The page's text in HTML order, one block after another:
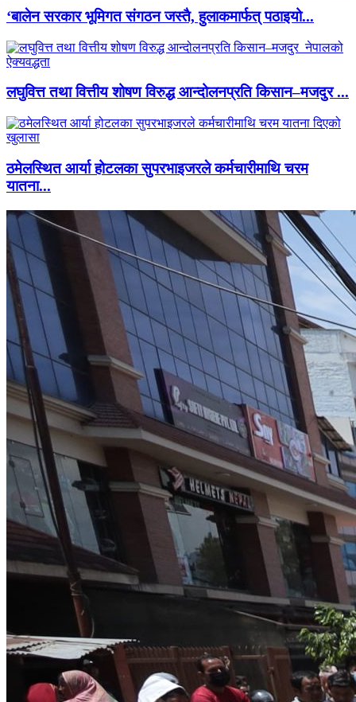
‘बालेन सरकार भूमिगत संगठन जस्तै, हुलाकमार्फत् पठाइयो...
लघुवित्त तथा वित्तीय शोषण विरुद्ध आन्दोलनप्रति किसान–मजदुर ...
ठमेलस्थित आर्या होटलका सुपरभाइजरले कर्मचारीमाथि चरम
यातना...